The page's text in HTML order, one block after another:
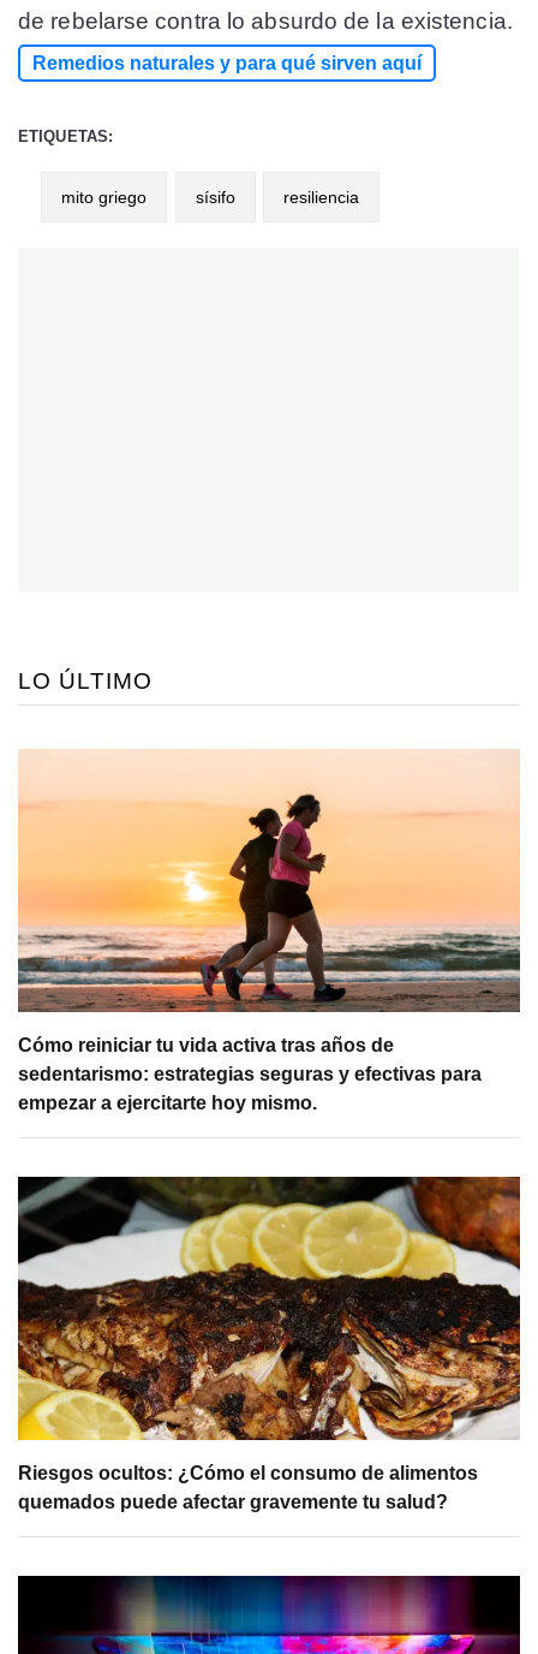
de rebelarse contra lo absurdo de la existencia.
Remedios naturales y para qué sirven aquí
ETIQUETAS:
mito griego sísifo resiliencia
LO ÚLTIMO
Cómo reiniciar tu vida activa tras años de
sedentarismo: estrategias seguras y efectivas para
empezar a ejercitarte hoy mismo.
Riesgos ocultos: ¿Cómo el consumo de alimentos
quemados puede afectar gravemente tu salud?